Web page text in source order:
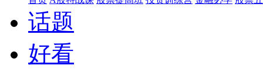
话题
好看